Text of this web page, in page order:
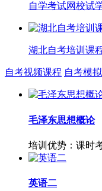
自学考试网校试
湖北自考培训课
自考视频课程 自考模
毛泽东思想概论
培训优势：课时
英语二